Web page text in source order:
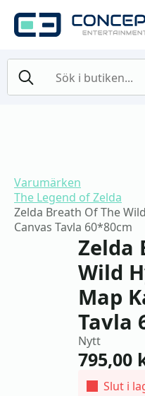
for:
Varumärken
The Legend of Zelda
Zelda Breath Of The
Canvas Tavla 60*80cm
Zelda
Wild
Map
Tavla
Nytt
795,00
Slut i